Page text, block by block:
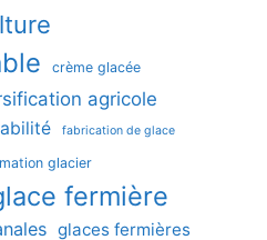
crème glacée
agricole
fabrication de glace
glacier
fermière
glaces fermières